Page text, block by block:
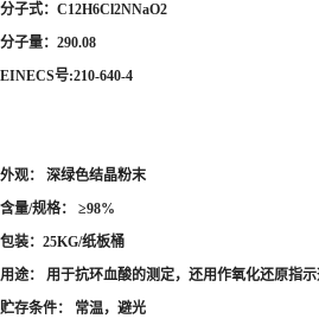
分子式：C12H6Cl2NNaO2
分子量：290.08
EINECS号:210-640-4
外观： 深绿色结晶粉末
含量/规格： ≥98%
包装：25KG/纸板桶
用途： 用于抗环血酸的测定，还用作氧化还原指
贮存条件： 常温，避光